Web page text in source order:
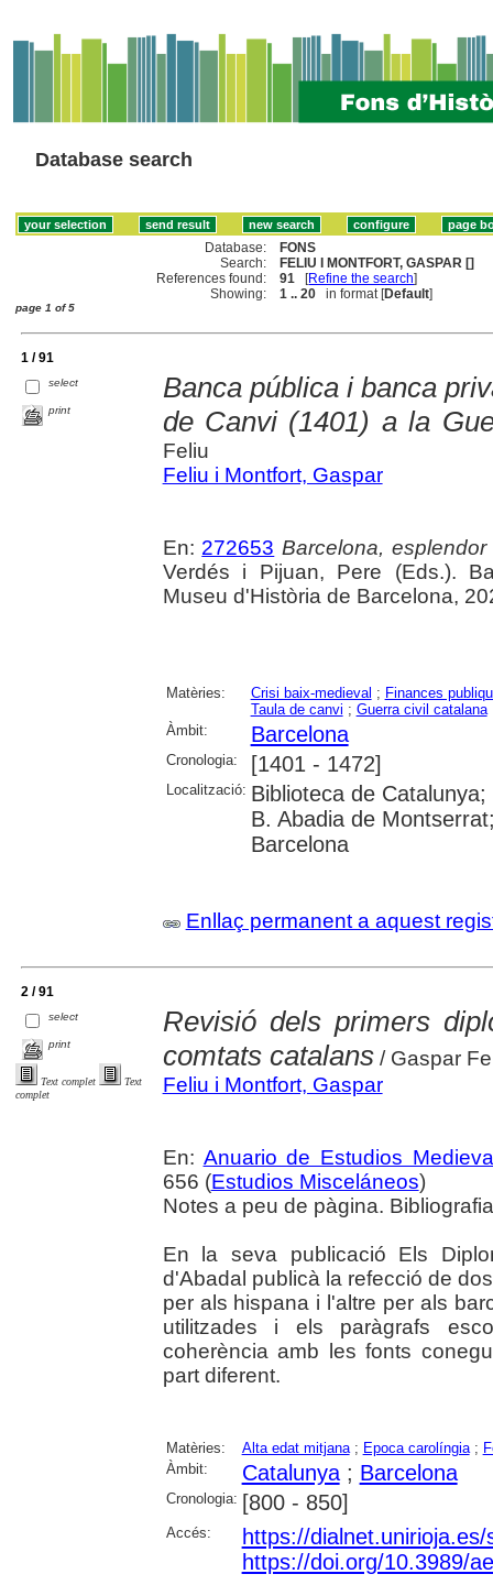
Database search
Database:
FONS
Search:
FELIU I MONTFORT, GASPAR []
References found:
91 [Refine the search]
Showing:
1 .. 20 in format [Default]
page 1 of 5
1 / 91
select
print
Banca pública i banca
de Canvi (1401) a la
Feliu
Feliu i Montfort, Gaspar
En: 272653 Barcelona,
Verdés i Pijuan, Pere (Eds.).
Museu d'Història de Barcelona,
Matèries: Crisi baix-medieval ; Finances
Taula de canvi ; Guerra civil catalana
Àmbit:
Barcelona
Cronologia: [1401 - 1472]
Localització: Biblioteca de
B. Abadia de
Barcelona
Enllaç permanent a aquest
2 / 91
select
print
Text complet
Text
complet
Revisió dels primers
comtats catalans/ Gaspar
Feliu i Montfort, Gaspar
En: Anuario de Estudios
656 (Estudios Misceláneos)
Notes a peu de pàgina.
En la seva publicació Els
d'Abadal publicà la refecció de
per als hispana i l'altre per als
utilitzades i els paràgrafs
coherència amb les fonts
part diferent.
Matèries: Alta edat mitjana; Epoca carolíngia;
Àmbit:
Catalunya; Barcelona
Cronologia: [800 - 850]
Accés:
https://
https://doi.org/10.3989/